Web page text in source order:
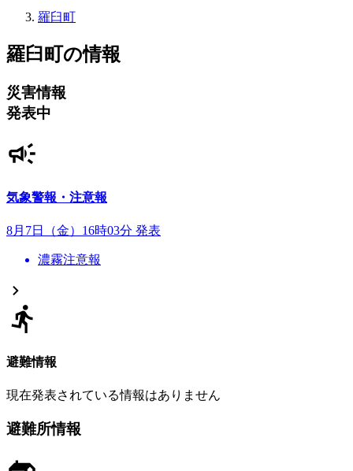
羅臼町
羅臼町の情報
災害情報
発表中
気象警報・注意報
8月7日（金）16時03分 発表
濃霧注意報
避難情報
現在発表されている情報はありません
避難所情報